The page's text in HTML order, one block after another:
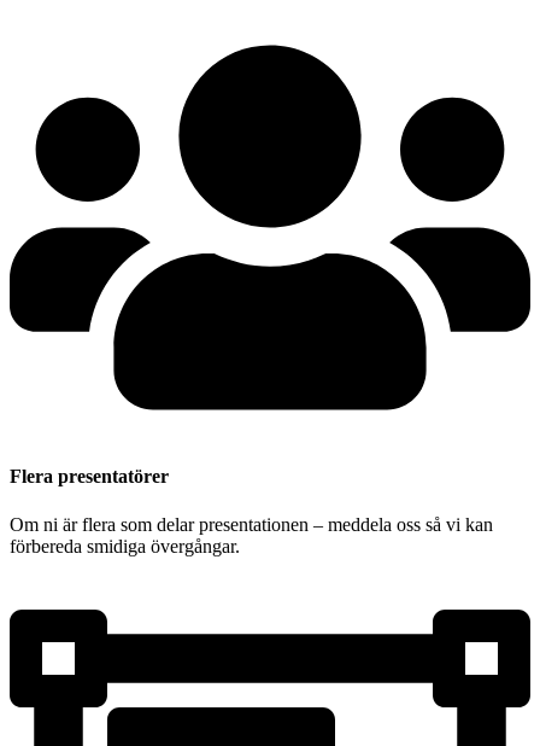
Flera presentatörer
Om ni är flera som delar presentationen – meddela oss så vi kan
förbereda smidiga övergångar.